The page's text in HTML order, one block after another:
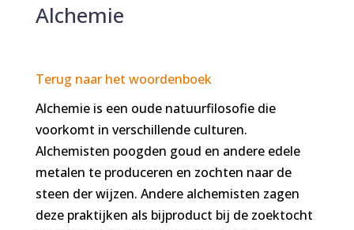
Alchemie
Terug naar het woordenboek
Alchemie is een oude natuurfilosofie die
voorkomt in verschillende culturen.
Alchemisten poogden goud en andere edele
metalen te produceren en zochten naar de
steen der wijzen. Andere alchemisten zagen
deze praktijken als bijproduct bij de zoektocht